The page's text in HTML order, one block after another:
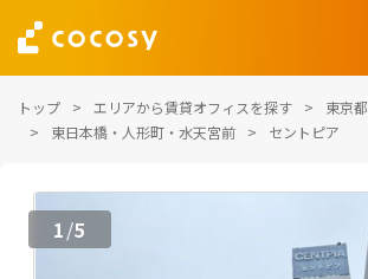
トップ エリアから賃貸オフィスを探す 東京都
東日本橋・人形町・水天宮前
セントピア
1/5